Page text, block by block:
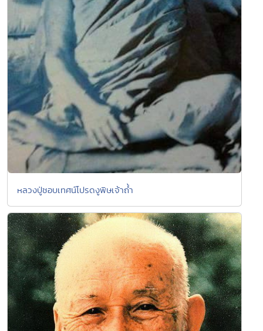
หลวงปู่ชอบเทศน์โปรดงูพิษเจ้าถ้ำ